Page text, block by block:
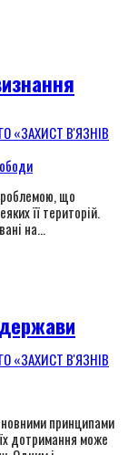
ГО «ЗАХИСТ В'ЯЗНІВ
що
її територій.
на...
ГО «ЗАХИСТ В'ЯЗНІВ
принципами
дотримання може